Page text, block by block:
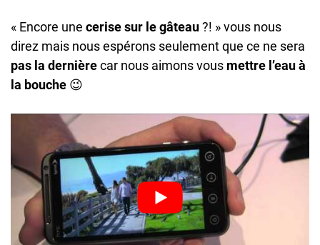
« Encore une cerise sur le gâteau?! » vous nous
direz mais nous espérons seulement que ce ne sera
pas la dernièrecar nous aimons vous mettre l’eau à
la bouche 😉